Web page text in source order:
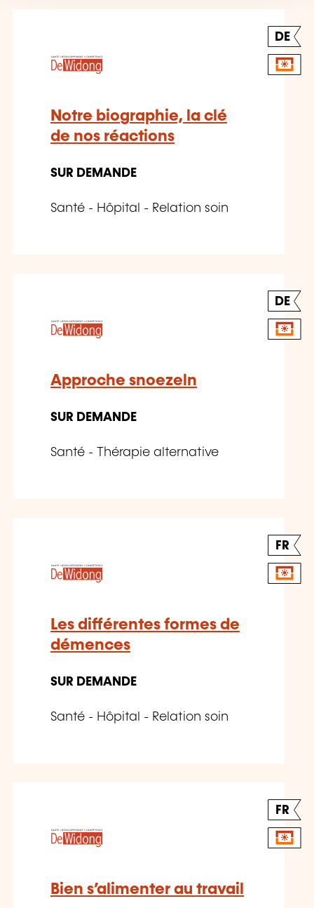
DE
Notre biographie, la clé
de nos réactions
SUR DEMANDE
Santé - Hôpital - Relation soin
DE
Approche snoezeln
SUR DEMANDE
Santé - Thérapie alternative
FR
Les différentes formes de
démences
SUR DEMANDE
Santé - Hôpital - Relation soin
FR
Bien s’alimenter au travail